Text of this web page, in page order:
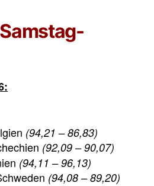
(94,21 – 86,83)
(92,09 – 90,07)
(94,11 – 96,13)
(94,08 – 89,20)